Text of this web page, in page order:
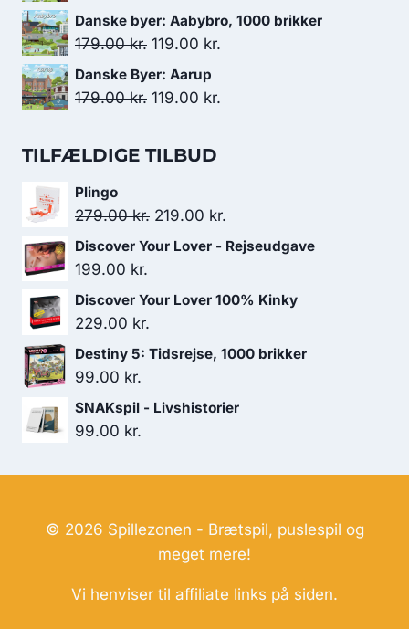
179.00 kr.. 119.00 kr..
oprindelige
pris
179.00 kr..
aktuelle
Danske byer: Aabybro, 1000 brikker
179.00kr. Den
oprindelige
pris
119.00 kr.
Danske Byer: Aarup
179.00kr. Den
pris
119.00 kr.
TILFÆLDIGE TILBUD
Plingo
279.00kr. Den
oprindelige
219.00 kr.
aktuelle
219.00 kr..
Discover Your Lover - Rejseudgave
199.00 kr.
Discover Your Lover 100% Kinky
229.00 kr.
Destiny 5: Tidsrejse, 1000 brikker
99.00 kr.
SNAKspil - Livshistorier
99.00 kr.
© 2026 Spillezonen - Brætspil, puslespil og
meget mere!
Vi henviser til affiliate links på siden.